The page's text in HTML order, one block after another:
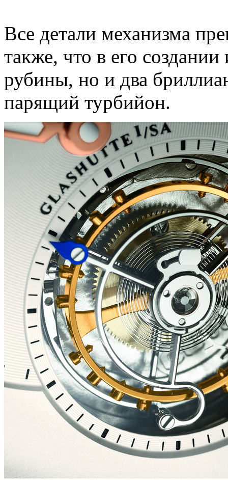
Все детали механизма
также, что в его создании
рубины, но и два
парящий турбийон.